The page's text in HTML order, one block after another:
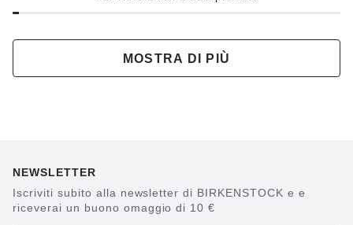
MOSTRA DI PIÙ
NEWSLETTER
Iscriviti subito alla newsletter di BIRKENSTOCK e e
riceverai un buono omaggio di 10 €